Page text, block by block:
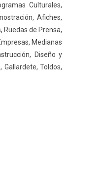
Culturales,
Afiches,
Ruedas de Prensa,
Medianas
Diseño y
Gallardete, Toldos,